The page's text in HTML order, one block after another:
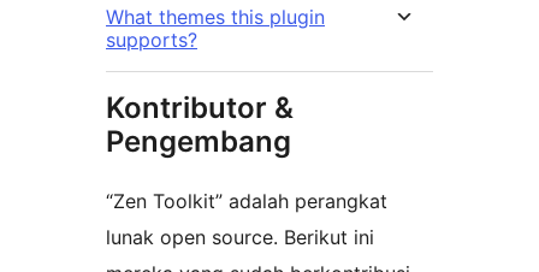
What themes this plugin
supports?
Kontributor &
Pengembang
“Zen Toolkit” adalah perangkat
lunak open source. Berikut ini